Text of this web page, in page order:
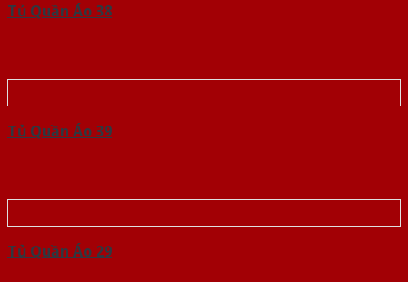
Tủ Quần Áo 38
Tủ Quần Áo 39
Tủ Quần Áo 29